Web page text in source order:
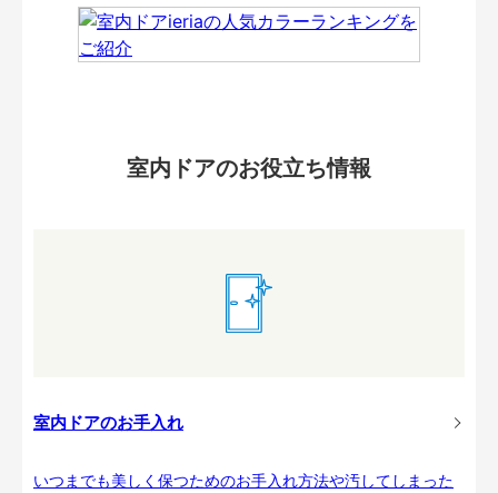
室内ドアのお役立ち情報
室内ドアのお手入れ
いつまでも美しく保つためのお手入れ方法や汚してしまった